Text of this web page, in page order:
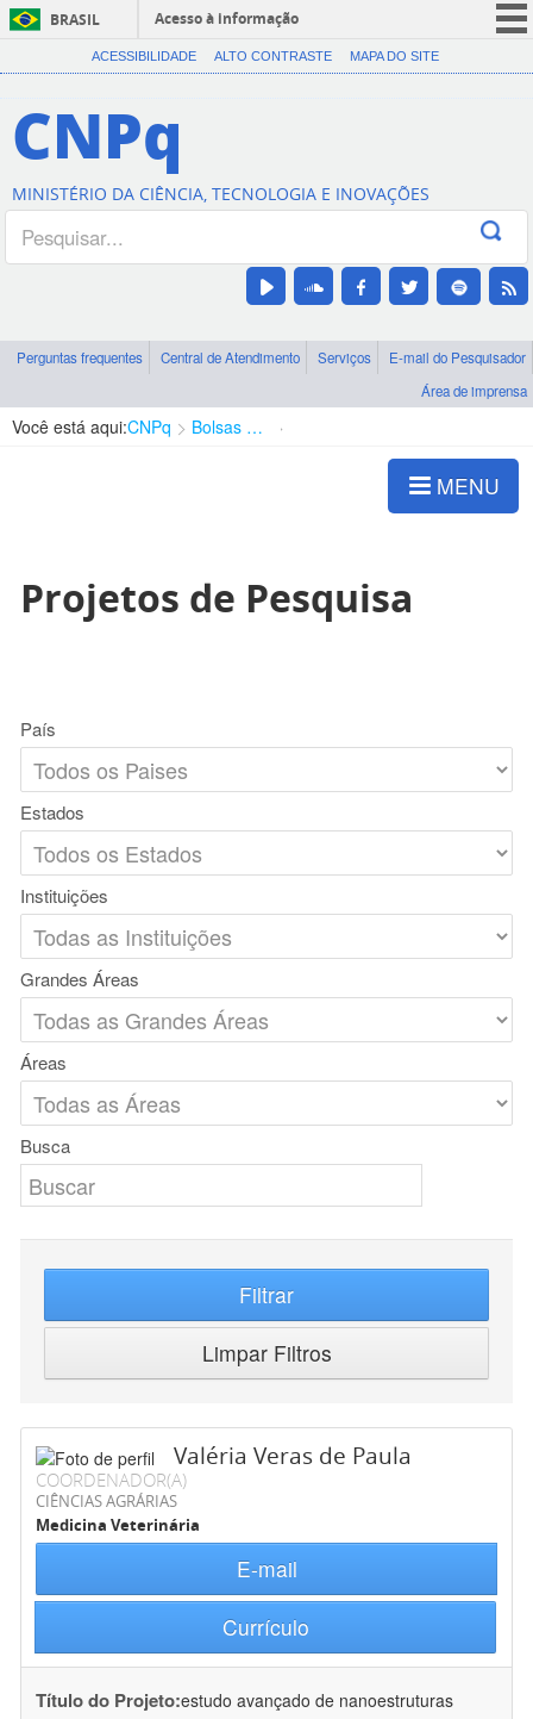
BRASIL
Acesso à informação
CORONAVÍRUS (COVID-19)
Canais
ACESSIBILIDADE ALTO CONTRASTE MAPA DO SITE
CNPq
MINISTÉRIO DA CIÊNCIA, TECNOLOGIA E INOVAÇÕES
Perguntas frequentes Central de Atendimento Serviços
E-mail do Pesquisador
Área de imprensa
Você está aqui:CNPq Bolsas e Auxílios Vigentes
MENU
Projetos de Pesquisa
País
Estados
Instituições
Grandes Áreas
Áreas
Busca
Filtrar
Limpar Filtros
Valéria Veras de Paula
COORDENADOR(A)
CIÊNCIAS AGRÁRIAS
Medicina Veterinária
E-mail
Currículo
Título do Projeto:estudo avançado de nanoestruturas